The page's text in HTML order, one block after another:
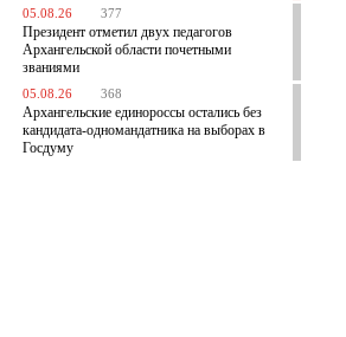
05.08.26 377
Президент отметил двух педагогов
Архангельской области почетными
званиями
05.08.26 368
Архангельские единороссы остались без
кандидата-одномандатника на выборах в
Госдуму